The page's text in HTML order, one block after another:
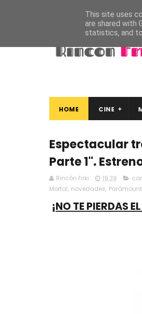
HOME CINE
Espectacular
Parte 1".
Rincón Friki 19:39
Mortal, novedades,
¡NO TE PIERDAS
This site uses
are shared with
statistics, and